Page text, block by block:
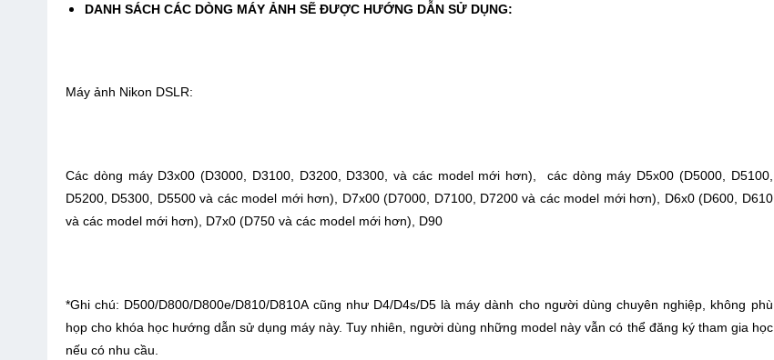
DANH SÁCH CÁC DÒNG MÁY ẢNH SẼ ĐƯỢC HƯỚNG DẪN SỬ DỤNG:
Máy ảnh Nikon DSLR:
Các dòng máy D3x00 (D3000, D3100, D3200, D3300, và các model mới hơn), các dòng máy D5x00 (D5000, D5100,
D5200, D5300, D5500 và các model mới hơn), D7x00 (D7000, D7100, D7200 và các model mới hơn), D6x0 (D600, D610
và các model mới hơn), D7x0 (D750 và các model mới hơn), D90
*Ghi chú: D500/D800/D800e/D810/D810A cũng như D4/D4s/D5 là máy dành cho người dùng chuyên nghiệp, không phù
họp cho khóa học hướng dẫn sử dụng máy này. Tuy nhiên, người dùng những model này vẫn có thể đăng ký tham gia học
nếu có nhu cầu.